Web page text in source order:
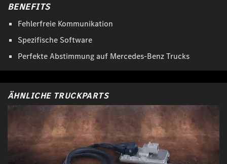
BENEFITS
Fehlerfreie Kommunikation
Spezifische Software
Perfekte Abstimmung auf Mercedes-Benz Trucks
ÄHNLICHE TRUCKPARTS